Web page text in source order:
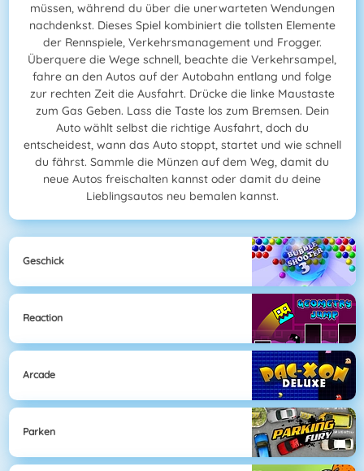
müssen, während du über die unerwarteten Wendungen
nachdenkst. Dieses Spiel kombiniert die tollsten Elemente
der Rennspiele, Verkehrsmanagement und Frogger.
Überquere die Wege schnell, beachte die Verkehrsampel,
fahre an den Autos auf der Autobahn entlang und folge
zur rechten Zeit die Ausfahrt. Drücke die linke Maustaste
zum Gas Geben. Lass die Taste los zum Bremsen. Dein
Auto wählt selbst die richtige Ausfahrt, doch du
entscheidest, wann das Auto stoppt, startet und wie schnell
du fährst. Sammle die Münzen auf dem Weg, damit du
neue Autos freischalten kannst oder damit du deine
Lieblingsautos neu bemalen kannst.
Geschick
Reaction
Arcade
Parken